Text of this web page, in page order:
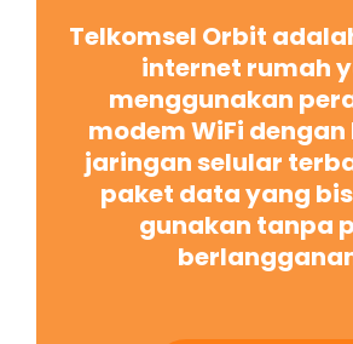
Telkomsel Orbit
internet rumah
menggunakan
modem WiFi
jaringan selular
paket data yang
gunakan tanpa